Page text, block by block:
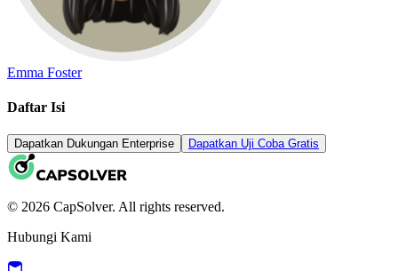
Emma Foster
Daftar Isi
Dapatkan Dukungan Enterprise Dapatkan Uji Coba Gratis
© 2026 CapSolver. All rights reserved.
Hubungi Kami